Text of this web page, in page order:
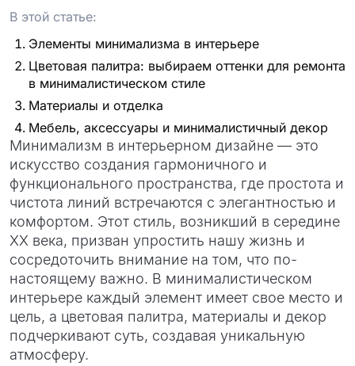
В этой статье:
Элементы минимализма в интерьере
Цветовая палитра: выбираем оттенки для ремонта
в минималистическом стиле
Материалы и отделка
Мебель, аксессуары и минималистичный декор
Минимализм в интерьерном дизайне — это
искусство создания гармоничного и
функционального пространства, где простота и
чистота линий встречаются с элегантностью и
комфортом. Этот стиль, возникший в середине
XX века, призван упростить нашу жизнь и
сосредоточить внимание на том, что по-
настоящему важно. В минималистическом
интерьере каждый элемент имеет свое место и
цель, а цветовая палитра, материалы и декор
подчеркивают суть, создавая уникальную
атмосферу.